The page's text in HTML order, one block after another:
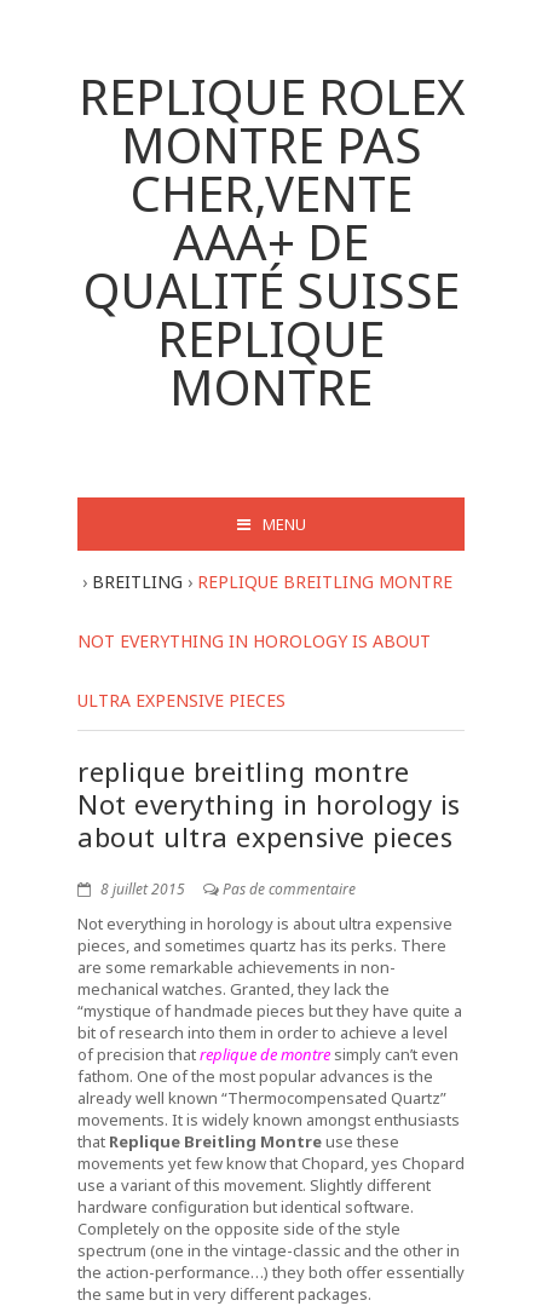
REPLIQUE ROLEX
MONTRE PAS
CHER,VENTE
AAA+ DE
QUALITÉ SUISSE
REPLIQUE
MONTRE
MENU
› BREITLING › REPLIQUE BREITLING MONTRE
NOT EVERYTHING IN HOROLOGY IS ABOUT
ULTRA EXPENSIVE PIECES
replique breitling montre
Not everything in horology is
about ultra expensive pieces
8 juillet 2015 Pas de commentaire
Not everything in horology is about ultra expensive
pieces, and sometimes quartz has its perks. There
are some remarkable achievements in non-
mechanical watches. Granted, they lack the
“mystique of handmade pieces but they have quite a
bit of research into them in order to achieve a level
of precision thatreplique de montre simply can’t even
fathom. One of the most popular advances is the
already well known “Thermocompensated Quartz”
movements. It is widely known amongst enthusiasts
that Replique Breitling Montreuse these
movements yet few know that Chopard, yes Chopard
use a variant of this movement. Slightly different
hardware configuration but identical software.
Completely on the opposite side of the style
spectrum (one in the vintage-classic and the other in
the action-performance…) they both offer essentially
the same but in very different packages.